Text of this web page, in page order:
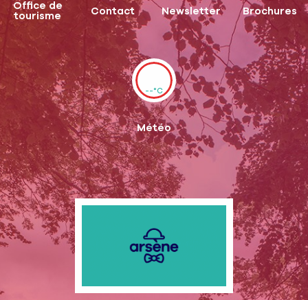
Office de
tourisme
Contact Newsletter Brochures
--°C
Météo